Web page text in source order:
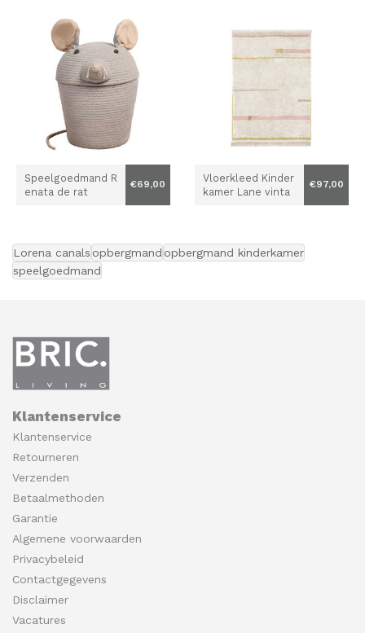
Speelgoedmand R
enata de rat
€69,00
Vloerkleed Kinder
kamer Lane vinta
€97,00
Lorena canals opbergmand opbergmand kinderkamer
speelgoedmand
Klantenservice
Klantenservice
Retourneren
Verzenden
Betaalmethoden
Garantie
Algemene voorwaarden
Privacybeleid
Contactgegevens
Disclaimer
Vacatures